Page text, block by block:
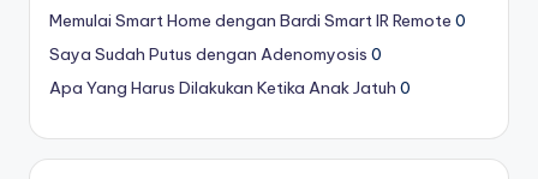
Memulai Smart Home dengan Bardi Smart IR Remote 0
Saya Sudah Putus dengan Adenomyosis 0
Apa Yang Harus Dilakukan Ketika Anak Jatuh 0